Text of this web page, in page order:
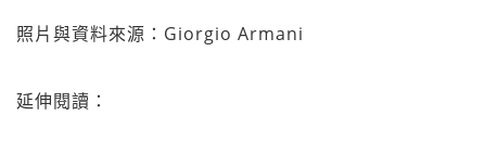
照片與資料來源：Giorgio Armani
延伸閱讀：